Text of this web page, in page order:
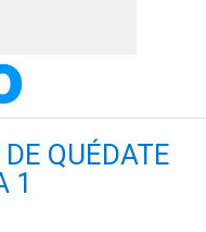
QUÉDATE
1